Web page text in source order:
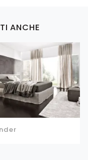
ANCHE